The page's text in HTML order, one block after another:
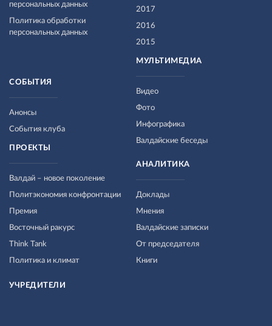
персональных данных
Политика обработки
персональных данных
2017
2016
2015
МУЛЬТИМЕДИА
Видео
Фото
Инфографика
Валдайские беседы
СОБЫТИЯ
Анонсы
События клуба
ПРОЕКТЫ
Валдай – новое поколение
Политэкономия конфронтации
Премия
Восточный ракурс
Think Tank
Политика и климат
АНАЛИТИКА
Доклады
Мнения
Валдайские записки
От председателя
Книги
УЧРЕДИТЕЛИ